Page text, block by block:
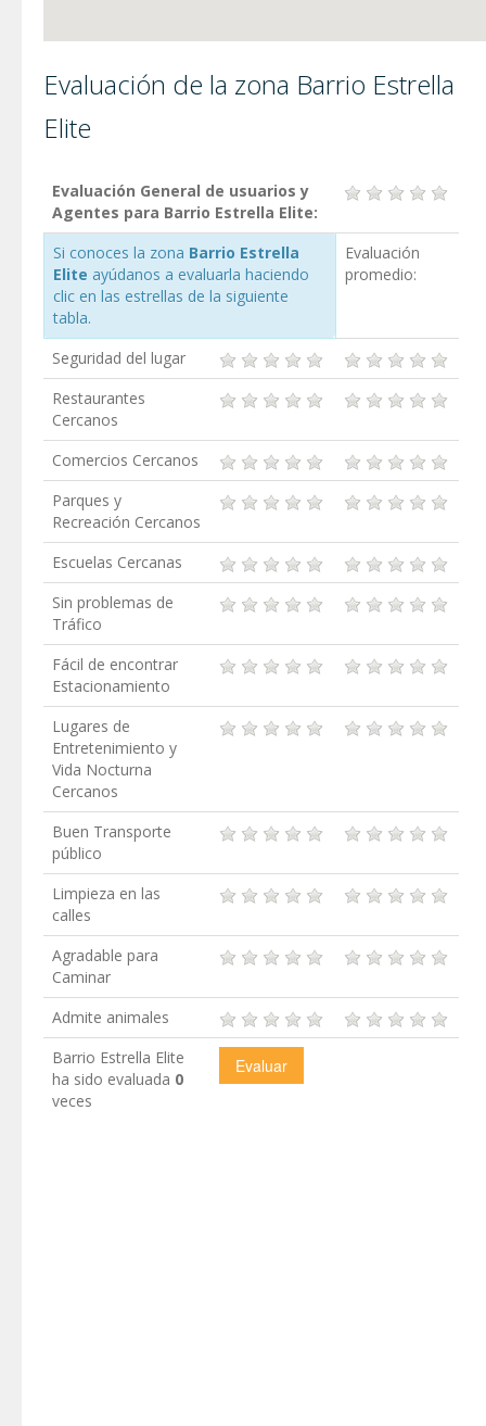
Evaluación de la zona Barrio Estrella
Elite
Evaluación General de usuarios y
Agentes para Barrio Estrella Elite:
Si conoces la zona Barrio Estrella
Elite ayúdanos a evaluarla haciendo
clic en las estrellas de la siguiente
tabla.
Evaluación
promedio:
Seguridad del lugar
Restaurantes
Cercanos
Comercios Cercanos
Parques y
Recreación Cercanos
Escuelas Cercanas
Sin problemas de
Tráfico
Fácil de encontrar
Estacionamiento
Lugares de
Entretenimiento y
Vida Nocturna
Cercanos
Buen Transporte
público
Limpieza en las
calles
Agradable para
Caminar
Admite animales
Barrio Estrella Elite
ha sido evaluada 0
veces